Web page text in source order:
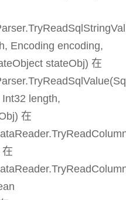
Encoding encoding,
stateObj) 在
length,
在